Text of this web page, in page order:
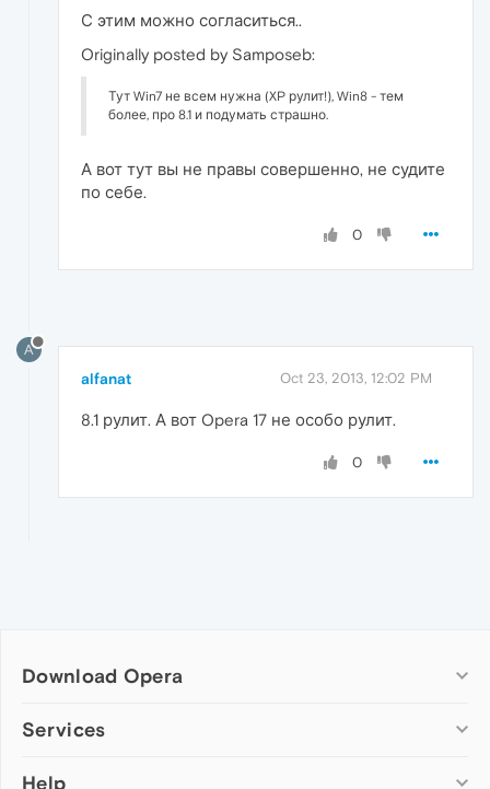
С этим можно согласиться..
Originally posted by Samposeb:
Тут Win7 не всем нужна (XP рулит!), Win8 - тем
более, про 8.1 и подумать страшно.
А вот тут вы не правы совершенно, не судите
по себе.
0
A
alfanat Oct 23, 2013, 12:02 PM
8.1 рулит. А вот Opera 17 не особо рулит.
0
Download Opera
Computer browsers
Services
Add-ons
Help